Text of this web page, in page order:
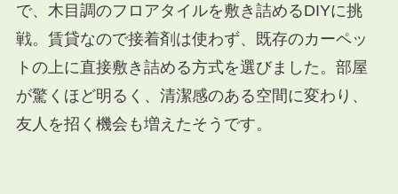
で、木目調のフロアタイルを敷き詰めるDIYに挑
戦。賃貸なので接着剤は使わず、既存のカーペッ
トの上に直接敷き詰める方式を選びました。部屋
が驚くほど明るく、清潔感のある空間に変わり、
友人を招く機会も増えたそうです。